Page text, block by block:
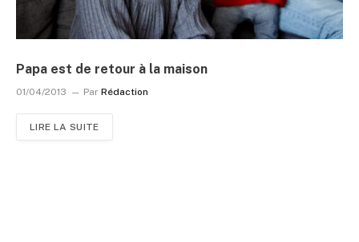
Papa est de retour à la maison
01/04/2013 Par Rédaction
LIRE LA SUITE